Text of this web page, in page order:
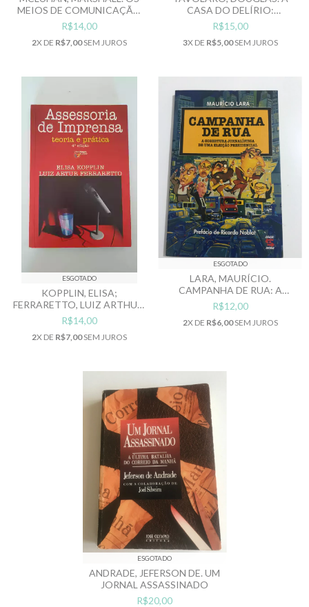
MEIOS DE COMUNICAÇÃO
COMO EXTENSÕES DO
HOMEM
R$14,00
2X DE R$7,00SEM JUROS
CASA DO DELÍRIO:
REPORTAGEM NO
MANICÔMIO JUDICIÁRIO DE
FRANCO DA ROCHA
R$15,00
3X DE R$5,00SEM JUROS
ESGOTADO
KOPPLIN, ELISA;
FERRARETTO, LUIZ ARTHUR.
ASSESSORIA DE IMPRENSA:
TEORIA E PRÁTICA
R$14,00
2X DE R$7,00SEM JUROS
ESGOTADO
LARA, MAURÍCIO.
CAMPANHA DE RUA: A
COBERTURA JORNALÍSTICA
DE UMA ELEIÇÃO
PRESIDENCIAL
R$12,00
2X DE R$6,00SEM JUROS
ESGOTADO
ANDRADE, JEFERSON DE. UM
JORNAL ASSASSINADO
R$20,00